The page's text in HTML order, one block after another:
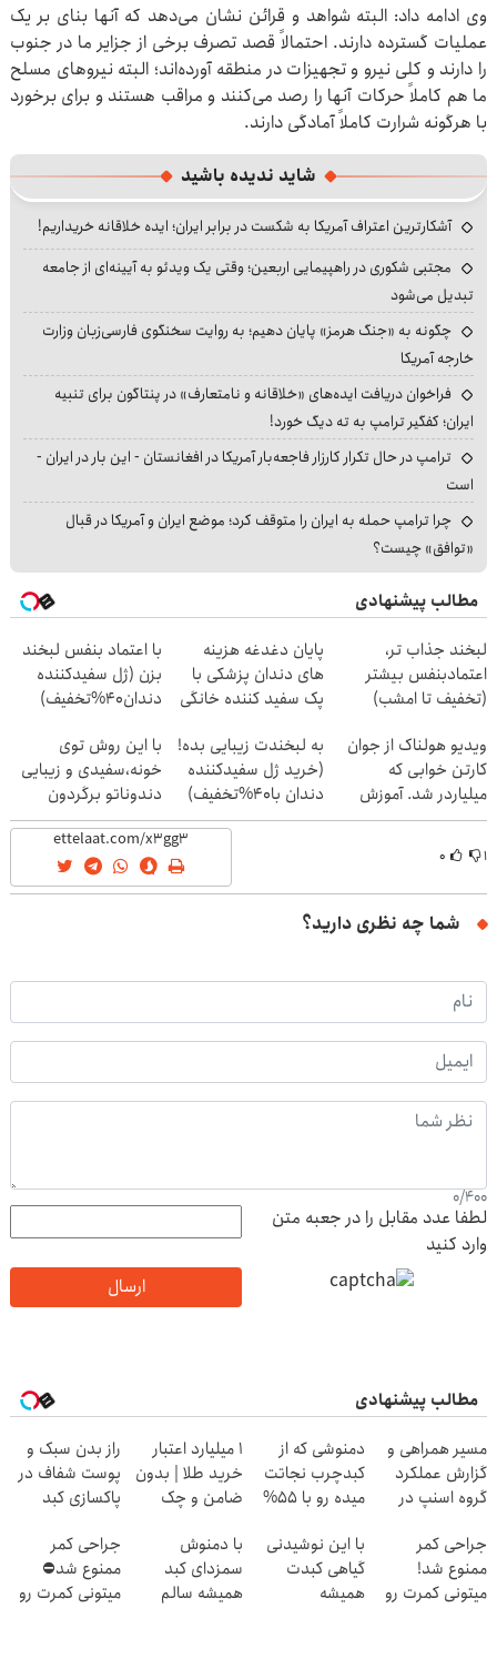
وی ادامه داد: البته شواهد و قرائن نشان می‌دهد که آنها بنای بر یک
عملیات گسترده دارند. احتمالاً قصد تصرف برخی از جزایر ما در جنوب
را دارند و کلی نیرو و تجهیزات در منطقه آورده‌اند؛ البته نیروهای مسلح
ما هم کاملاً حرکات آنها را رصد می‌کنند و مراقب هستند و برای برخورد
با هرگونه شرارت کاملاً آمادگی دارند.
شاید ندیده باشید
آشکارترین اعتراف آمریکا به شکست در برابر ایران؛ ایده خلاقانه خریداریم!
مجتبی شکوری در راهپیمایی اربعین؛ وقتی یک ویدئو به آیینه‌ای از جامعه
تبدیل می‌شود
چگونه به «جنگ هرمز» پایان دهیم؛ به روایت سخنگوی فارسی‌زبان وزارت
خارجه آمریکا
فراخوان دریافت ایده‌های «خلاقانه و نامتعارف» در پنتاگون برای تنبیه
ایران؛ کفگیر ترامپ به ته دیگ خورد!
ترامپ در حال تکرار کارزار فاجعه‌بار آمریکا در افغانستان - این بار در ایران -
است
چرا ترامپ حمله به ایران را متوقف کرد؛ موضع ایران و آمریکا در قبال
«توافق» چیست؟
مطالب پیشنهادی
لبخند جذاب تر،
اعتمادبنفس بیشتر
(تخفیف تا امشب)
پایان دغدغه هزینه
های دندان پزشکی با
پک سفید کننده خانگی
با اعتماد بنفس لبخند
بزن (ژل سفیدکننده
دندان40%تخفیف)
ویدیو هولناک از جوان
کارتن خوابی که
میلیاردر شد. آموزش
رایگان
به لبخندت زیبایی بده!
(خرید ژل سفیدکننده
دندان با40%تخفیف)
با این روش توی
خونه،سفیدی و زیبایی
دندوناتو برگردون
(40%off)
۱ ۰
شما چه نظری دارید؟
0/400
لطفا عدد مقابل را در جعبه متن
وارد کنید
ارسال
مطالب پیشنهادی
مسیر همراهی و
گزارش عملکرد
گروه اسنپ در
دمنوشی که از
کبدچرب نجاتت
میده رو با 55%
۱ میلیارد اعتبار
خرید طلا | بدون
ضامن و چک
راز بدن سبک و
پوست شفاف در
پاکسازی کبد
جراحی کمر
ممنوع شد!
میتونی کمرت رو
با این نوشیدنی
گیاهی کبدت
همیشه
با دمنوش
سمزدای کبد
همیشه سالم
جراحی کمر
ممنوع شد⛔
میتونی کمرت رو